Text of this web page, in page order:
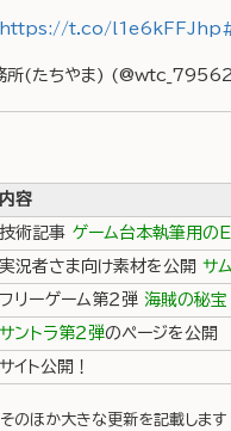
t.co/l1e6kFFJhp
所(たちやま)
内容
技術記事 ゲーム台本執筆用の
実況者さま向け素材を公開 サ
フリーゲーム第２弾 海賊の秘宝
サントラ第２弾のページを公開
サイト公開！
のほか大きな更新を記載します